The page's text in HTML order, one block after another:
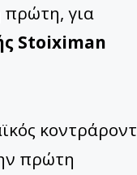
πρώτη, για
Stoiximan
πρώτη